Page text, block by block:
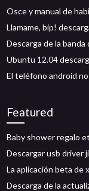
Osce y manual de
Llamame, bip!
Descarga de la
Ubuntu 12.04
El teléfono android
Featured
Baby shower regalo
Descargar usb driver
La aplicación beta de
Descarga de la